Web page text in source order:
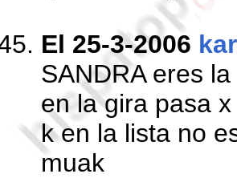
El 25-3-2006
SANDRA eres
en la gira pasa
k en la lista no
muak